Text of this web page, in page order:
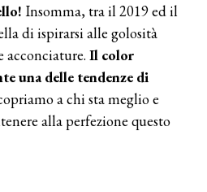
Insomma, tra il 2019 ed il
di ispirarsi alle golosità
acconciature. Il color
una delle tendenze di
a chi sta meglio e
alla perfezione questo